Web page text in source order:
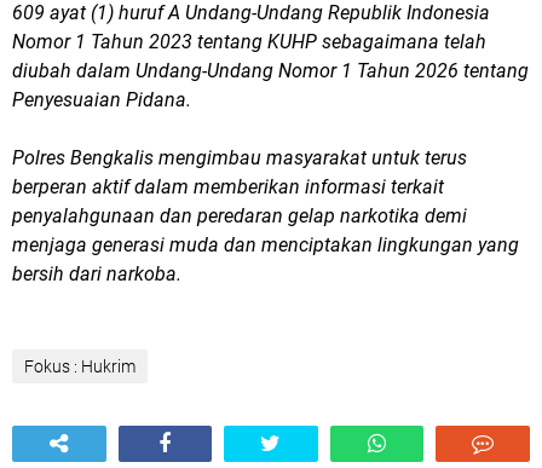
609 ayat (1) huruf A Undang-Undang Republik Indonesia
Nomor 1 Tahun 2023 tentang KUHP sebagaimana telah
diubah dalam Undang-Undang Nomor 1 Tahun 2026 tentang
Penyesuaian Pidana.
Polres Bengkalis mengimbau masyarakat untuk terus
berperan aktif dalam memberikan informasi terkait
penyalahgunaan dan peredaran gelap narkotika demi
menjaga generasi muda dan menciptakan lingkungan yang
bersih dari narkoba.
Fokus : Hukrim